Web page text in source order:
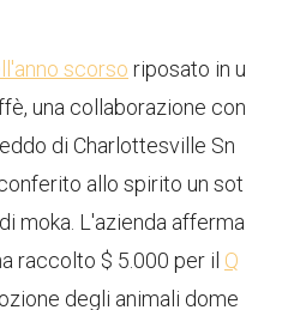
scorso riposato in u
una collaborazione con
di Charlottesville Sn
allo spirito un sot
moka. L'azienda afferma
raccolto $ 5.000 per il Q
degli animali dome